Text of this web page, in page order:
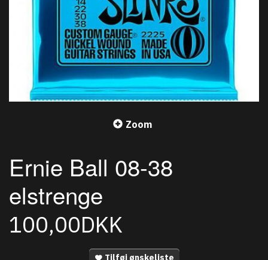
Zoom
Ernie Ball 08-38
elstrenge
100,00DKK
Tilføj ønskeliste